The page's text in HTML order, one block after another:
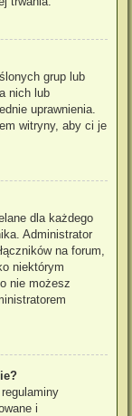
grup lub
nich lub
uprawnienia.
witryny, aby ci je
dla każdego
Administrator
na forum,
niektórym
nie możesz
i